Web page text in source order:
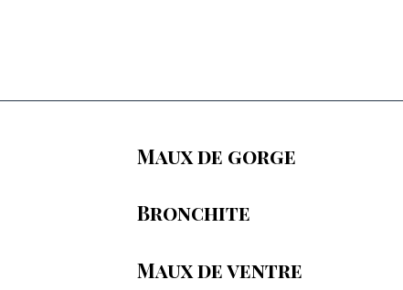
Maux de gorge
Bronchite
Maux de ventre